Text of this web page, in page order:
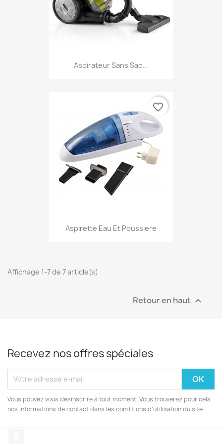
Aspirateur Sans Sac...
Aspirette Eau Et Poussiere
favorite_border
Affichage 1-7 de 7 article(s)
Retour en haut 
Recevez nos offres spéciales
Vous pouvez vous désinscrire à tout moment. Vous trouverez pour cela
nos informations de contact dans les conditions d'utilisation du site.